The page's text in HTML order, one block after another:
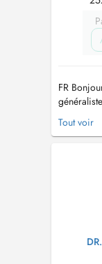
FR
centrés
Tout voir